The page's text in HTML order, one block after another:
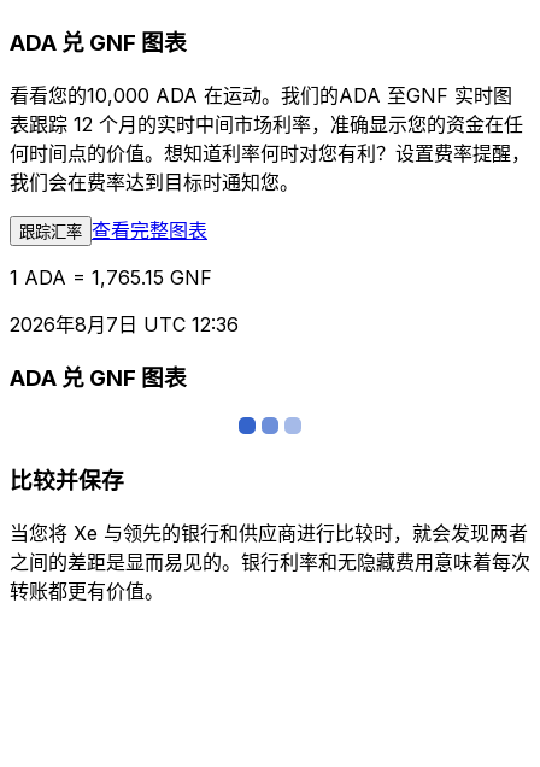
ADA 兑 GNF 图表
看看您的10,000 ADA 在运动。我们的ADA 至GNF 实时图
表跟踪 12 个月的实时中间市场利率，准确显示您的资金在任
何时间点的价值。想知道利率何时对您有利？设置费率提醒，
我们会在费率达到目标时通知您。
跟踪汇率 查看完整图表
1 ADA = 1,765.15 GNF
2026年8月7日 UTC 12:36
ADA 兑 GNF 图表
比较并保存
当您将 Xe 与领先的银行和供应商进行比较时，就会发现两者
之间的差距是显而易见的。银行利率和无隐藏费用意味着每次
转账都更有价值。